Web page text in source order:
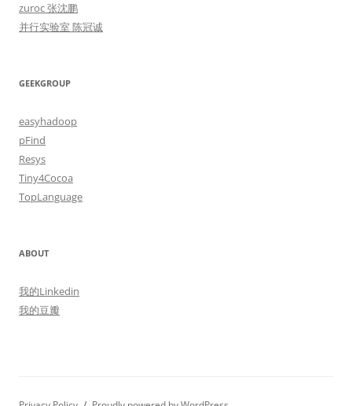
zuroc 张沈鹏
并行实验室 陈冠诚
GEEKGROUP
easyhadoop
pFind
Resys
Tiny4Cocoa
TopLanguage
ABOUT
我的Linkedin
我的豆瓣